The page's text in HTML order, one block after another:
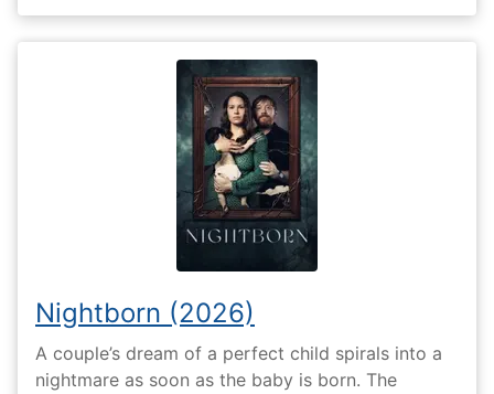
Nightborn (2026)
A couple’s dream of a perfect child spirals into a
nightmare as soon as the baby is born. The